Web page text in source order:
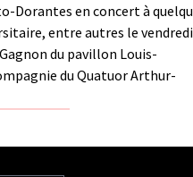
Dorantes en concert à
entre autres le
du pavillon Louis-
du Quatuor Arthur-